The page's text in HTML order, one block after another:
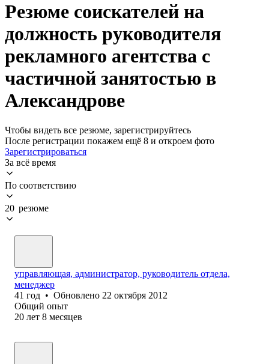
Резюме соискателей на
должность руководителя
рекламного агентства с
частичной занятостью в
Александрове
Чтобы видеть все резюме, зарегистрируйтесь
После регистрации покажем ещё 8 и откроем фото
Зарегистрироваться
За всё время
По соответствию
20 резюме
управляющая, администратор, руководитель отдела,
менеджер
41 год • Обновлено 22 октября 2012
Общий опыт
20 лет 8 месяцев